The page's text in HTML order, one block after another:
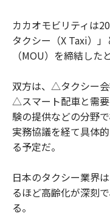
カカオモビリティは
タクシー（X Taxi）
（MOU）を締結した
双方は、△タクシー会
△スマート配車と需
験の提供などの分野
実務協議を経て具体
る予定だ。
日本のタクシー業界
るほど高齢化が深刻
る。